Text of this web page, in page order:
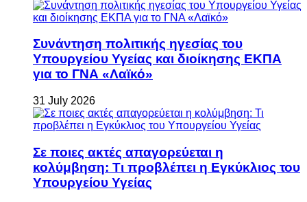
Συνάντηση πολιτικής ηγεσίας του
Υπουργείου Υγείας και διοίκησης ΕΚΠΑ
για το ΓΝΑ «Λαϊκό»
31 July 2026
Σε ποιες ακτές απαγορεύεται η
κολύμβηση: Τι προβλέπει η Εγκύκλιος του
Υπουργείου Υγείας